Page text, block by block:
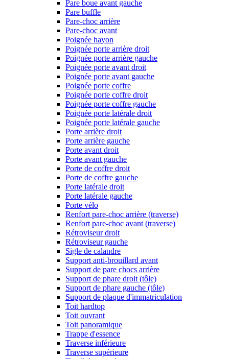
Pare boue avant gauche
Pare buffle
Pare-choc arrière
Pare-choc avant
Poignée hayon
Poignée porte arrière droit
Poignée porte arrière gauche
Poignée porte avant droit
Poignée porte avant gauche
Poignée porte coffre
Poignée porte coffre droit
Poignée porte coffre gauche
Poignée porte latérale droit
Poignée porte latérale gauche
Porte arrière droit
Porte arrière gauche
Porte avant droit
Porte avant gauche
Porte de coffre droit
Porte de coffre gauche
Porte latérale droit
Porte latérale gauche
Porte vélo
Renfort pare-choc arrière (traverse)
Renfort pare-choc avant (traverse)
Rétroviseur droit
Rétroviseur gauche
Sigle de calandre
Support anti-brouillard avant
Support de pare chocs arrière
Support de phare droit (tôle)
Support de phare gauche (tôle)
Support de plaque d'immatriculation
Toit hardtop
Toit ouvrant
Toit panoramique
Trappe d'essence
Traverse inférieure
Traverse supérieure